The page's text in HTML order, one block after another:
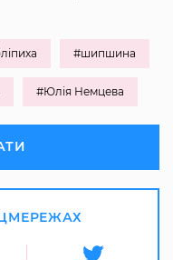
#шипшина
#Юлія Немцева